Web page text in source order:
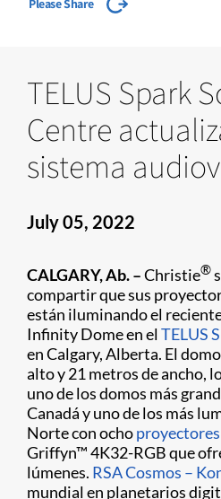
Please Share
TELUS Spark
Centre
sistema
July 05, 2022
CALGARY, Ab. –Christie®
compartir que sus
están iluminando el
Infinity Dome en elTELUS
en Calgary, Alberta. El
alto y 21 metros de ancho,
uno de los domos más
Canadá y uno de los más
Norte con ocho
Griffyn™ 4K32-RGB que
lúmenes. RSA Cosmos –
mundial en planetarios